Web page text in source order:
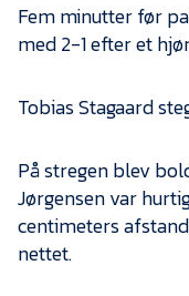
Fem minutter før
med 2-1 efter et
Tobias Stagaard
På stregen blev
Jørgensen var
centimeters
nettet.